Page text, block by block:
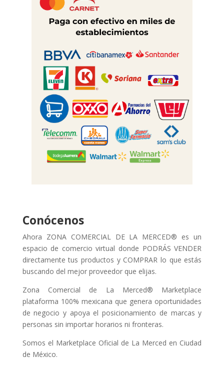
Conócenos
Ahora ZONA COMERCIAL DE LA MERCED® es un
espacio de comercio virtual donde PODRÁS VENDER
directamente tus productos y COMPRAR lo que estás
buscando del mejor proveedor que elijas.
Zona Comercial de La Merced® Marketplace
plataforma 100% mexicana que genera oportunidades
de negocio y apoya el posicionamiento de marcas y
personas sin importar horarios ni fronteras.
Somos el Marketplace Oficial de La Merced en Ciudad
de México.